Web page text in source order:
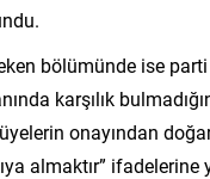
bölümünde ise
karşılık
onayından
almaktır” ifadelerine